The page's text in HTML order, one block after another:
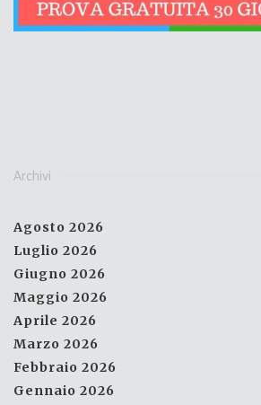
Archivi
Agosto 2026
Luglio 2026
Giugno 2026
Maggio 2026
Aprile 2026
Marzo 2026
Febbraio 2026
Gennaio 2026